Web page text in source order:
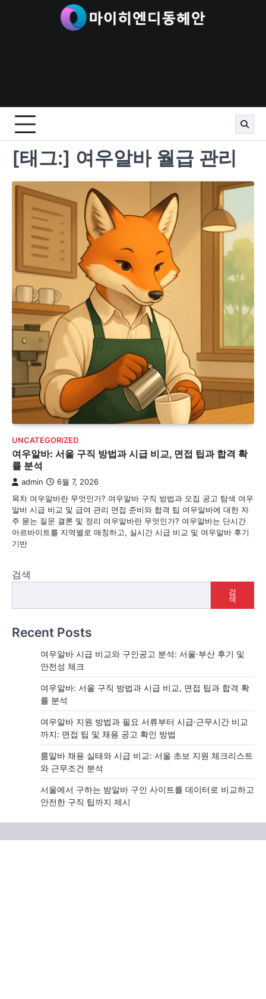
[태그:] 여우알바 월급 관리
UNCATEGORIZED
여우알바: 서울 구직 방법과 시급 비교, 면접 팁과 합격 확
률 분석
admin 6월 7, 2026
목차 여우알바란 무엇인가? 여우알바 구직 방법과 모집 공고 탐색 여우
알바 시급 비교 및 급여 관리 면접 준비와 합격 팁 여우알바에 대한 자
주 묻는 질문 결론 및 정리 여우알바란 무엇인가? 여우알바는 단시간
아르바이트를 지역별로 매칭하고, 실시간 시급 비교 및 여우알바 후기
기반
검색
검
색
Recent Posts
여우알바 시급 비교와 구인공고 분석: 서울·부산 후기 및
안전성 체크
여우알바: 서울 구직 방법과 시급 비교, 면접 팁과 합격 확
률 분석
여우알바 지원 방법과 필요 서류부터 시급·근무시간 비교
까지: 면접 팁 및 채용 공고 확인 방법
룸알바 채용 실태와 시급 비교: 서울 초보 지원 체크리스트
와 근무조건 분석
서울에서 구하는 밤알바 구인 사이트를 데이터로 비교하고
안전한 구직 팁까지 제시